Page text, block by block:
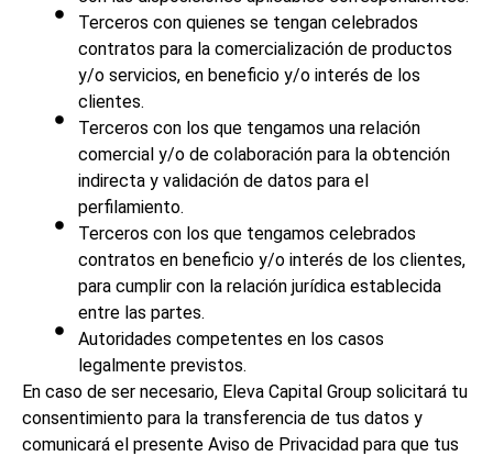
Terceros con quienes se tengan celebrados
contratos para la comercialización de productos
y/o servicios, en beneficio y/o interés de los
clientes.
Terceros con los que tengamos una relación
comercial y/o de colaboración para la obtención
indirecta y validación de datos para el
perfilamiento.
Terceros con los que tengamos celebrados
contratos en beneficio y/o interés de los clientes,
para cumplir con la relación jurídica establecida
entre las partes.
Autoridades competentes en los casos
legalmente previstos.
En caso de ser necesario, Eleva Capital Group solicitará tu
consentimiento para la transferencia de tus datos y
comunicará el presente Aviso de Privacidad para que tus